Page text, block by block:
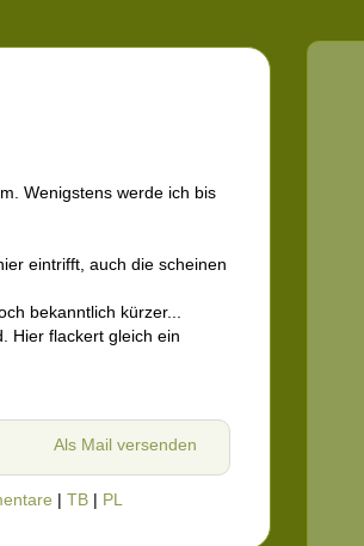
Wenigstens werde ich bis
eintrifft, auch die scheinen
bekanntlich kürzer...
Hier flackert gleich ein
Als Mail versenden
| TB | PL